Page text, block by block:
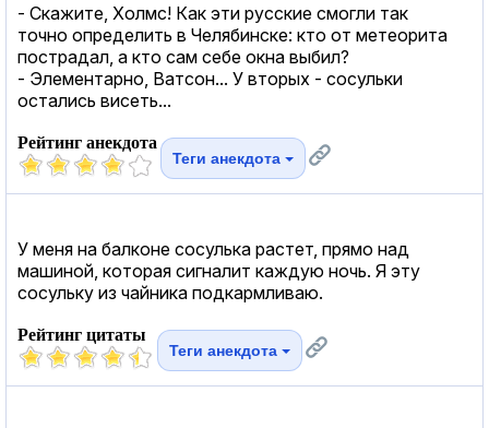
- Скажите, Холмс! Как эти русские смогли так
точно определить в Челябинске: кто от метеорита
пострадал, а кто сам себе окна выбил?
- Элементарно, Ватсон... У вторых - сосульки
остались висеть...
Рейтинг анекдота
Теги анекдота
У меня на балконе сосулька растет, прямо над
машиной, которая сигналит каждую ночь. Я эту
сосульку из чайника подкармливаю.
Рейтинг цитаты
Теги анекдота